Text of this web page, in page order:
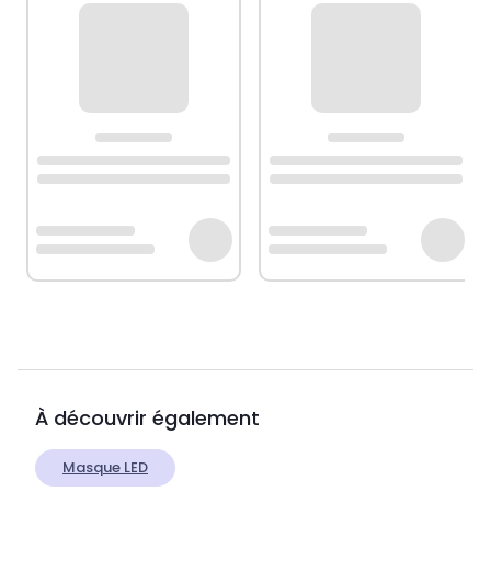
À découvrir également
Masque LED